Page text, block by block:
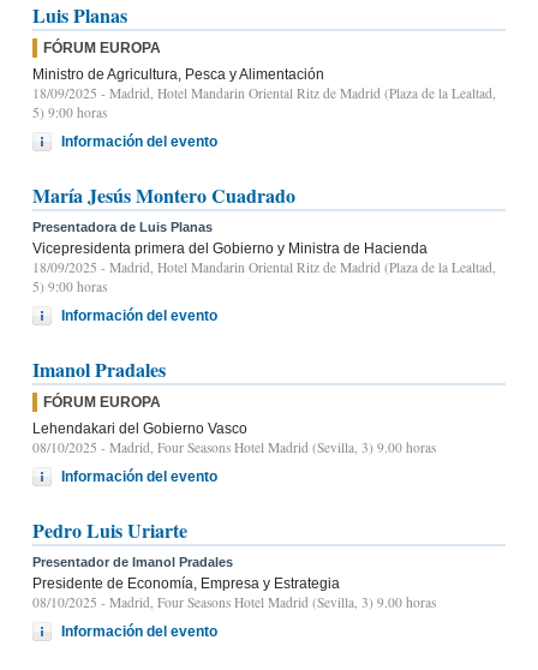
Luis Planas
FÓRUM EUROPA
Ministro de Agricultura, Pesca y Alimentación
18/09/2025 - Madrid, Hotel Mandarin Oriental Ritz de Madrid (Plaza de la Lealtad,
5) 9:00 horas
Información del evento
María Jesús Montero Cuadrado
Presentadora de Luis Planas
Vicepresidenta primera del Gobierno y Ministra de Hacienda
18/09/2025 - Madrid, Hotel Mandarin Oriental Ritz de Madrid (Plaza de la Lealtad,
5) 9:00 horas
Información del evento
Imanol Pradales
FÓRUM EUROPA
Lehendakari del Gobierno Vasco
08/10/2025 - Madrid, Four Seasons Hotel Madrid (Sevilla, 3) 9.00 horas
Información del evento
Pedro Luis Uriarte
Presentador de Imanol Pradales
Presidente de Economía, Empresa y Estrategia
08/10/2025 - Madrid, Four Seasons Hotel Madrid (Sevilla, 3) 9.00 horas
Información del evento